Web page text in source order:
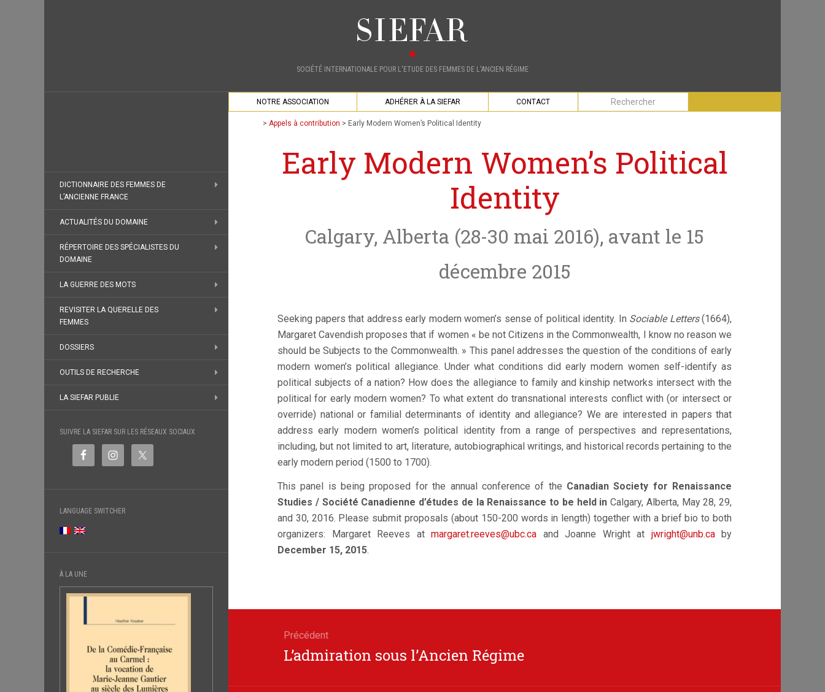
SOCIÉTÉ INTERNATIONALE POUR L'ETUDE DES FEMMES DE L'ANCIEN RÉGIME
DICTIONNAIRE DES FEMMES DE
L’ANCIENNE FRANCE
ACTUALITÉS DU DOMAINE
RÉPERTOIRE DES SPÉCIALISTES DU
DOMAINE
LA GUERRE DES MOTS
REVISITER LA QUERELLE DES
FEMMES
DOSSIERS
OUTILS DE RECHERCHE
LA SIEFAR PUBLIE
SUIVRE LA SIEFAR SUR LES RÉSEAUX SOCIAUX
LANGUAGE SWITCHER
À LA UNE
NOTRE ASSOCIATION ADHÉRER À LA SIEFAR CONTACT
> Appels à contribution > Early Modern Women’s Political Identity
Early Modern Women’s Political
Identity
Calgary, Alberta (28-30 mai 2016), avant le 15
décembre 2015
Seeking papers that address early modern women’s sense of political identity. In Sociable Letters(1664),
Margaret Cavendish proposes that if women « be not Citizens in the Commonwealth, I know no reason we
should be Subjects to the Commonwealth. » This panel addresses the question of the conditions of early
modern women’s political allegiance. Under what conditions did early modern women self-identify as
political subjects of a nation? How does the allegiance to family and kinship networks intersect with the
political for early modern women? To what extent do transnational interests conflict with (or intersect or
override) national or familial determinants of identity and allegiance? We are interested in papers that
address early modern women’s political identity from a range of perspectives and representations,
including, but not limited to art, literature, autobiographical writings, and historical records pertaining to the
early modern period (1500 to 1700).
This panel is being proposed for the annual conference of the Canadian Society for Renaissance
Studies / Société Canadienne d’études de la Renaissance to be held in Calgary, Alberta, May 28, 29,
and 30, 2016. Please submit proposals (about 150-200 words in length) together with a brief bio to both
organizers: Margaret Reeves at margaret.reeves@ubc.ca and Joanne Wright at jwright@unb.caby
December 15, 2015.
l’article
Précédent
Article
L’admiration sous l’Ancien Régime